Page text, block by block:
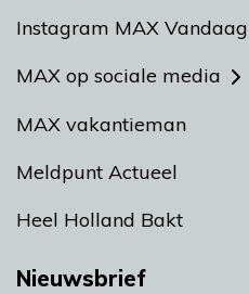
Instagram MAX Vandaag
MAX op sociale media
MAX vakantieman
Meldpunt Actueel
Heel Holland Bakt
Nieuwsbrief